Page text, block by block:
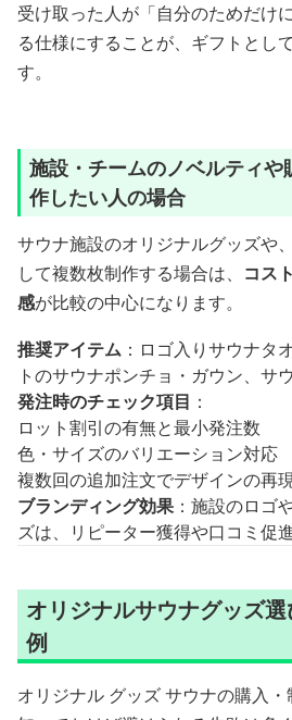
受け取った人が「自分のためだけ
る仕様にすることが、ギフトとし
す。
施設・チームのノベルティや
作したい人の場合
サウナ施設のオリジナルグッズや
して複数枚制作する場合は、 コス
感が比較の中心になります。
推奨アイテム ：ロゴ入りサウナタ
トのサウナポンチョ・ガウン、サ
発注時のチェック項目 ：
ロット割引の有無と最小発注数
色・サイズのバリエーション対応
複数回の追加注文でデザインの再
ブランディング効果 ：施設のロゴ
ズは、リピーター獲得や口コミ促
オリジナルサウナグッズ
例
オリジナル グッズ サウナの購入